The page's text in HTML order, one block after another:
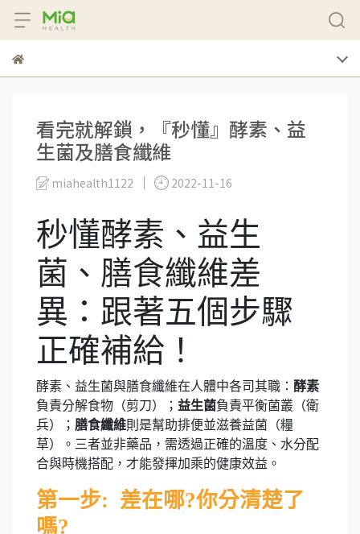
看完就解鎖，『秒懂』酵素、益
生菌及膳食纖維
miahealth1122 2022-11-16
秒懂酵素、益生
菌、膳食纖維差
異：跟著五個步驟
正確補給！
酵素、益生菌與膳食纖維在人體中各司其職： 酵素
負責分解食物（剪刀）； 益生菌負責平衡菌叢（衛
兵）； 膳食纖維則是幫助排便並滋養益菌（糧
草）。三者並非藥品，需透過正確的溫度、水分配
合與時機搭配，才能發揮加乘的健康效益。
第一步: 差在哪?你分清楚了
嗎?